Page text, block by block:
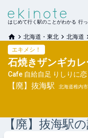
はじめて行く駅のことがわかる 行
北海道・東北 北海道
エキメシ！
石焼きザンギカ
Cafe 自給自足 りしりに
【廃】抜海駅 北海道稚内市
【廃】抜海駅